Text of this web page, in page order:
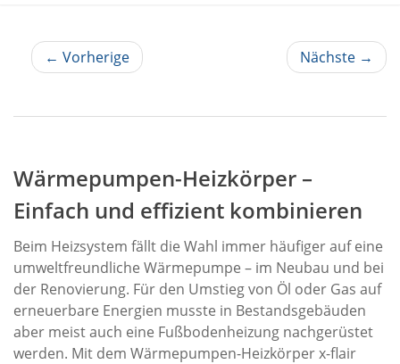
← Vorherige Nächste →
Wärmepumpen-Heizkörper –
Einfach und effizient kombinieren
Beim Heizsystem fällt die Wahl immer häufiger auf eine
umweltfreundliche Wärmepumpe – im Neubau und bei
der Renovierung. Für den Umstieg von Öl oder Gas auf
erneuerbare Energien musste in Bestandsgebäuden
aber meist auch eine Fußbodenheizung nachgerüstet
werden. Mit dem Wärmepumpen-Heizkörper x-flair